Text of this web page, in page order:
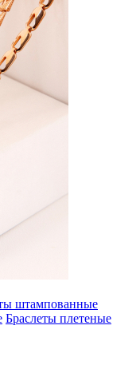
штампованные
Браслеты плетеные